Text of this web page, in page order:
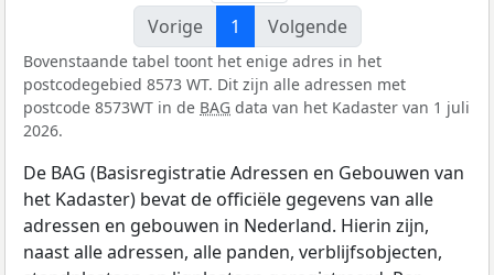
Vorige
1 Volgende
Bovenstaande tabel toont het enige adres in het
postcodegebied 8573 WT. Dit zijn alle adressen met
postcode 8573WT in de BAG data van het Kadaster van 1 juli
2026.
De BAG (Basisregistratie Adressen en Gebouwen van
het Kadaster) bevat de officiële gegevens van alle
adressen en gebouwen in Nederland. Hierin zijn,
naast alle adressen, alle panden, verblijfsobjecten,